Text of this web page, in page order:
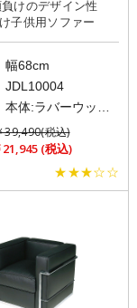
けのデザイン性
幅68cm
JDL10004
39,490(税込)
21,945 (税込)
★★★☆☆